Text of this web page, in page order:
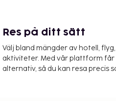
Res på ditt sätt
Välj bland mängder av hotell,
aktiviteter. Med vår plattform
alternativ, så du kan resa precis